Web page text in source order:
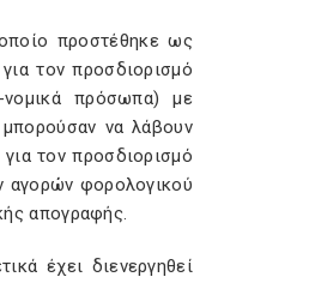
προστέθηκε ως
τον προσδιορισμό
νομικά πρόσωπα) με
να λάβουν
τον προσδιορισμό
αγορών φορολογικού
απογραφής.
έχει διενεργηθεί